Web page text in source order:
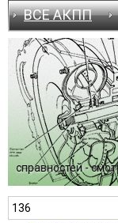
ВСЕ АКПП
-